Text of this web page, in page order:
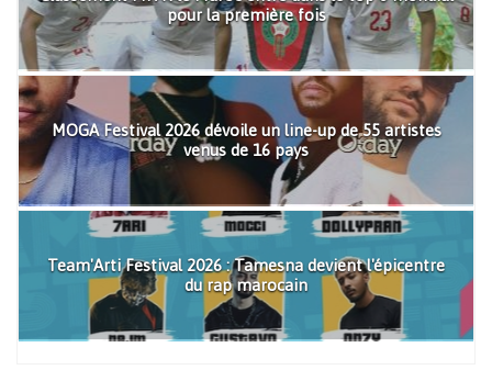
pour la première fois
MOGA Festival 2026 dévoile un line-up de 55 artistes
venus de 16 pays
Team'Arti Festival 2026 : Tamesna devient l'épicentre
du rap marocain